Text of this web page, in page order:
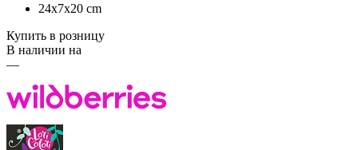
24х7х20 cm
Купить в розницу
В наличии на
—